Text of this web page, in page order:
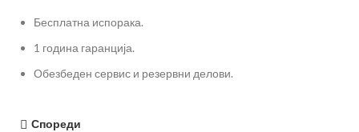
Бесплатна испорака.
1 година гаранција.
Обезбеден сервис и резервни делови.
Спореди